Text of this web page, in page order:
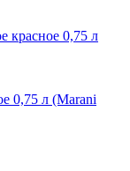
0,75 л (Marani